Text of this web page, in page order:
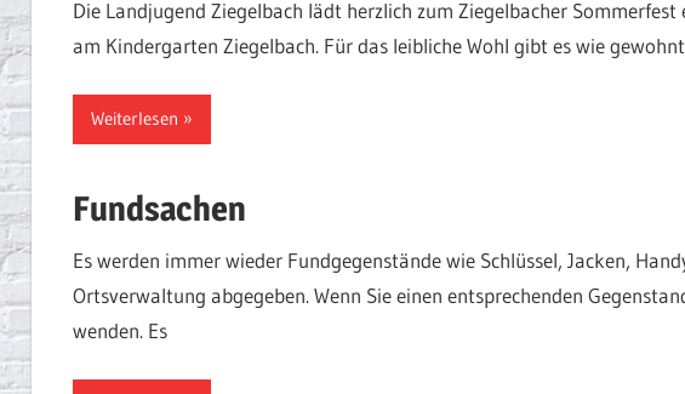
Die Landjugend Ziegelbach lädt herzlich zum Ziegelbacher
am Kindergarten Ziegelbach. Für das leibliche Wohl gibt es wie
Weiterlesen
Fundsachen
Es werden immer wieder Fundgegenstände wie Schlüssel, Jacken,
Ortsverwaltung abgegeben. Wenn Sie einen entsprechenden
wenden. Es